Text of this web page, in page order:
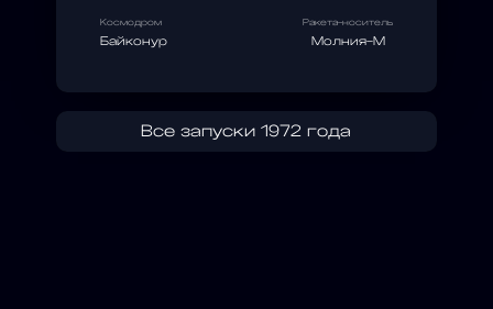
Космодром
Байконур
Ракета-носитель
Молния-М
Все запуски 1972 года